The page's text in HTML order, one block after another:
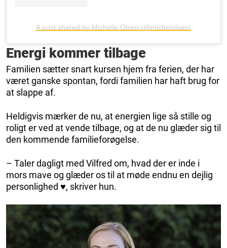
A post shared by Michelle Olsen (@michelolsen)
Energi kommer tilbage
Familien sætter snart kursen hjem fra ferien, der har
været ganske spontan, fordi familien har haft brug for
at slappe af.
Heldigvis mærker de nu, at energien lige så stille og
roligt er ved at vende tilbage, og at de nu glæder sig til
den kommende familieforøgelse.
– Taler dagligt med Vilfred om, hvad der er inde i
mors mave og glæder os til at møde endnu en dejlig
personlighed ♥️, skriver hun.